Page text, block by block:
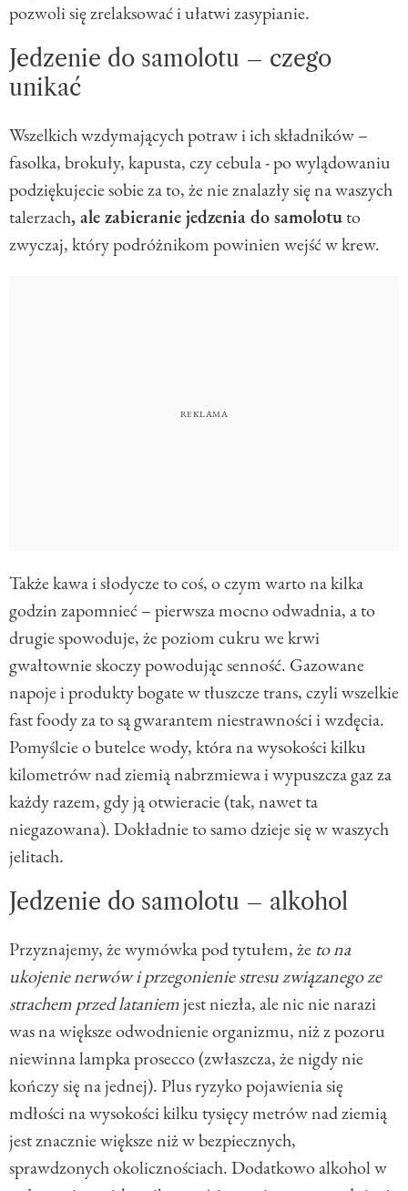
pozwoli się zrelaksować i ułatwi zasypianie.
Jedzenie do samolotu – czego
unikać
Wszelkich wzdymających potraw i ich składników –
fasolka, brokuły, kapusta, czy cebula - po wylądowaniu
podziękujecie sobie za to, że nie znalazły się na waszych
talerzach, ale zabieranie jedzenia do samolotuto
zwyczaj, który podróżnikom powinien wejść w krew.
Także kawa i słodycze to coś, o czym warto na kilka
godzin zapomnieć – pierwsza mocno odwadnia, a to
drugie spowoduje, że poziom cukru we krwi
gwałtownie skoczy powodując senność. Gazowane
napoje i produkty bogate w tłuszcze trans, czyli wszelkie
fast foody za to są gwarantem niestrawności i wzdęcia.
Pomyślcie o butelce wody, która na wysokości kilku
kilometrów nad ziemią nabrzmiewa i wypuszcza gaz za
każdy razem, gdy ją otwieracie (tak, nawet ta
niegazowana). Dokładnie to samo dzieje się w waszych
jelitach.
Jedzenie do samolotu – alkohol
Przyznajemy, że wymówka pod tytułem, że to na
ukojenie nerwów i przegonienie stresu związanego ze
strachem przed lataniemjest niezła, ale nic nie narazi
was na większe odwodnienie organizmu, niż z pozoru
niewinna lampka prosecco (zwłaszcza, że nigdy nie
kończy się na jednej). Plus ryzyko pojawienia się
mdłości na wysokości kilku tysięcy metrów nad ziemią
jest znacznie większe niż w bezpiecznych,
sprawdzonych okolicznościach. Dodatkowo alkohol w